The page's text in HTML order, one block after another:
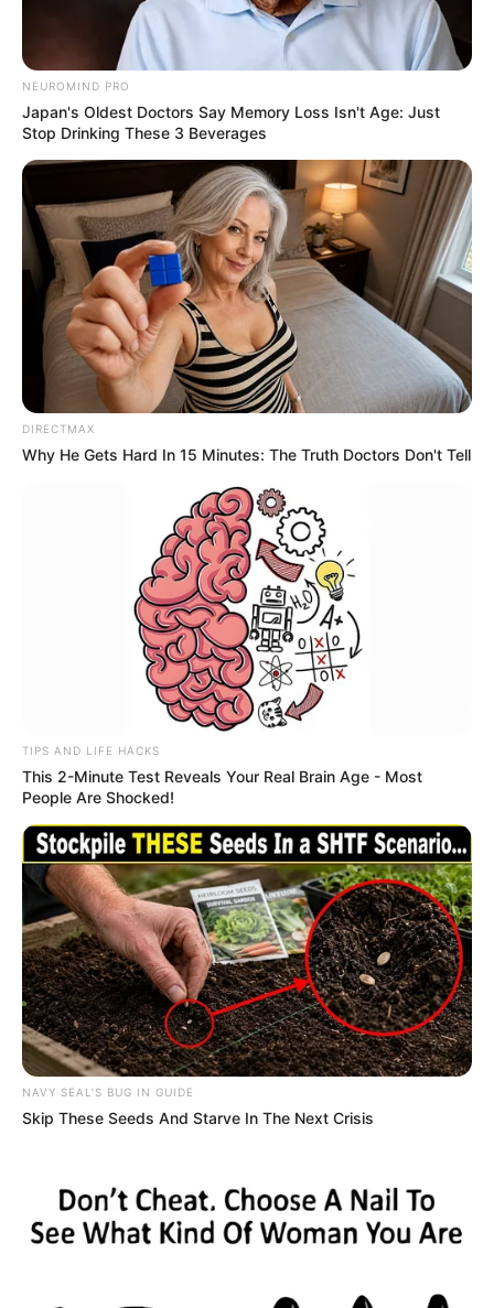
NEUROMIND PRO
Japan's Oldest Doctors Say Memory Loss Isn't Age: Just
Stop Drinking These 3 Beverages
DIRECTMAX
Why He Gets Hard In 15 Minutes: The Truth Doctors Don't Tell
TIPS AND LIFE HACKS
This 2-Minute Test Reveals Your Real Brain Age - Most
People Are Shocked!
NAVY SEAL'S BUG IN GUIDE
Skip These Seeds And Starve In The Next Crisis